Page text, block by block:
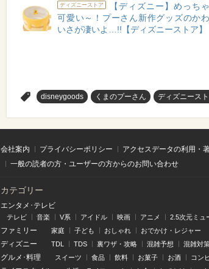
ディズニーストア
【ディズニー】めっちゃ
可愛い～！プーさん新作グッズのかわ
いさが凄いよ…!!【ディズニーストア】
disneygoods くまのプーさん ディズニース
会社案内 プライバシーポリシー アクセスデータの利用・
一般の読者の方・ユーザーの方からのお問い合わせ
カテゴリー
エンタメ･テレビ
テレビ 音楽 V系 アイドル 映画 アニメ 2.5次元ミュ
ファミリー 家庭 子ども おしゃれ おでかけ・レジャー
ディズニー TDL TDS 裏ワザ・攻略 混雑予想 混雑対
グルメ･料理 スイーツ 食品 飲料 お菓子 お酒 コン